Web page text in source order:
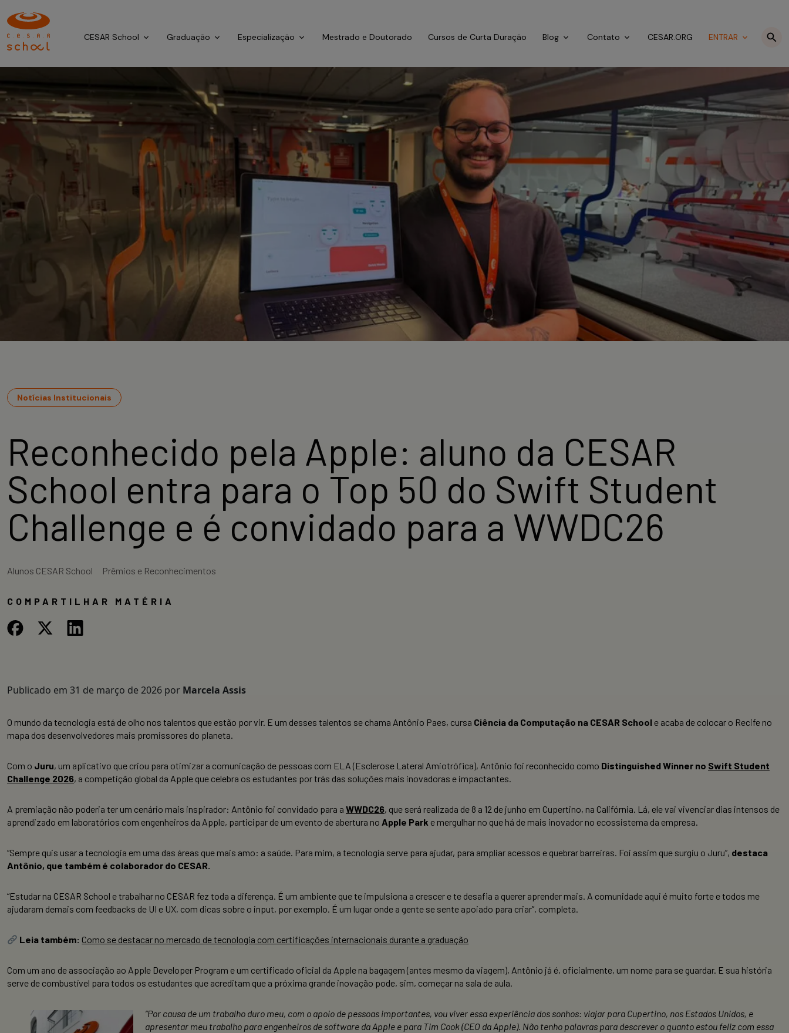
CESAR School Graduação Especialização Mestrado e Doutorado Cursos de Curta Duração Blog Contato CESAR.ORG ENTRAR
Notícias Institucionais
Reconhecido pela Apple: aluno da CESAR
School entra para o Top 50 do Swift Student
Challenge e é convidado para a WWDC26
Alunos CESAR School Prêmios e Reconhecimentos
COMPARTILHAR MATÉRIA
Publicado em 31 de março de 2026 por Marcela Assis
O mundo da tecnologia está de olho nos talentos que estão por vir. E um desses talentos se chama Antônio Paes, cursa Ciência da Computação na CESAR School e acaba de colocar o Recife no
mapa dos desenvolvedores mais promissores do planeta.
Com o Juru, um aplicativo que criou para otimizar a comunicação de pessoas com ELA (Esclerose Lateral Amiotrófica), Antônio foi reconhecido como Distinguished Winner no Swift Student
Challenge 2026, a competição global da Apple que celebra os estudantes por trás das soluções mais inovadoras e impactantes.
A premiação não poderia ter um cenário mais inspirador: Antônio foi convidado para a WWDC26, que será realizada de 8 a 12 de junho em Cupertino, na Califórnia. Lá, ele vai vivenciar dias intensos de
aprendizado em laboratórios com engenheiros da Apple, participar de um evento de abertura no Apple Park e mergulhar no que há de mais inovador no ecossistema da empresa.
“Sempre quis usar a tecnologia em uma das áreas que mais amo: a saúde. Para mim, a tecnologia serve para ajudar, para ampliar acessos e quebrar barreiras. Foi assim que surgiu o Juru”, destaca
Antônio, que também é colaborador do CESAR.
“Estudar na CESAR School e trabalhar no CESAR fez toda a diferença. É um ambiente que te impulsiona a crescer e te desafia a querer aprender mais. A comunidade aqui é muito forte e todos me
ajudaram demais com feedbacks de UI e UX, com dicas sobre o input, por exemplo. É um lugar onde a gente se sente apoiado para criar”, completa.
Leia também: Como se destacar no mercado de tecnologia com certificações internacionais durante a graduação
Com um ano de associação ao Apple Developer Program e um certificado oficial da Apple na bagagem (antes mesmo da viagem), Antônio já é, oficialmente, um nome para se guardar. E sua história
serve de combustível para todos os estudantes que acreditam que a próxima grande inovação pode, sim, começar na sala de aula.
“Por causa de um trabalho duro meu, com o apoio de pessoas importantes, vou viver essa experiência dos sonhos: viajar para Cupertino, nos Estados Unidos, e
apresentar meu trabalho para engenheiros de software da Apple e para Tim Cook (CEO da Apple). Não tenho palavras para descrever o quanto estou feliz com essa